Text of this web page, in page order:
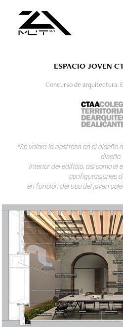
ESPACIO JOVEN
Concurso de arquitectura.
"Se valora la destreza en el diseño
diseño
interior del edificio, así como el
configuraciones
en función del uso del joven